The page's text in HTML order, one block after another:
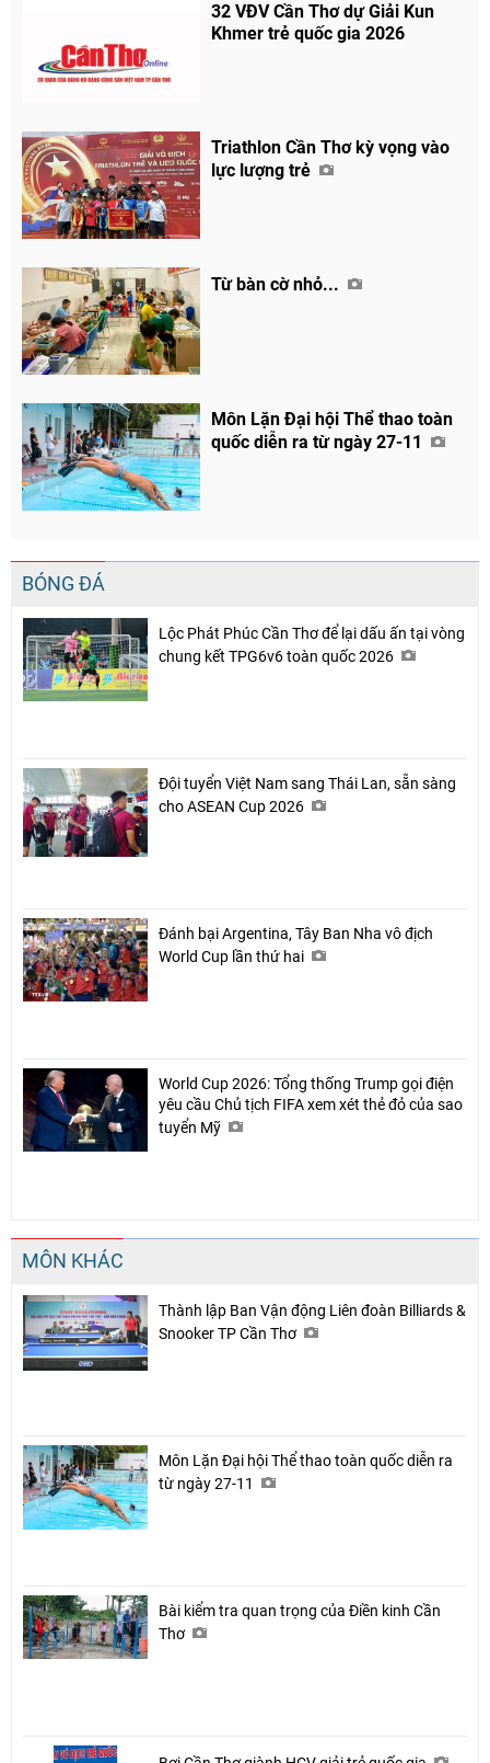
Facebook
32 VĐV Cần Thơ dự Giải Kun
Khmer trẻ quốc gia 2026
Triathlon Cần Thơ kỳ vọng vào
lực lượng trẻ
Từ bàn cờ nhỏ...
Môn Lặn Đại hội Thể thao toàn
quốc diễn ra từ ngày 27-11
BÓNG ĐÁ
Lộc Phát Phúc Cần Thơ để lại dấu ấn tại vòng
chung kết TPG6v6 toàn quốc 2026
Đội tuyển Việt Nam sang Thái Lan, sẵn sàng
cho ASEAN Cup 2026
Đánh bại Argentina, Tây Ban Nha vô địch
World Cup lần thứ hai
World Cup 2026: Tổng thống Trump gọi điện
yêu cầu Chủ tịch FIFA xem xét thẻ đỏ của sao
tuyển Mỹ
MÔN KHÁC
Thành lập Ban Vận động Liên đoàn Billiards &
Snooker TP Cần Thơ
Môn Lặn Đại hội Thể thao toàn quốc diễn ra
từ ngày 27-11
Bài kiểm tra quan trọng của Điền kinh Cần
Thơ